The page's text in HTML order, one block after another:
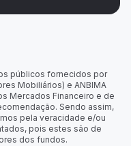
públicos fornecidos por
Mobiliários) e ANBIMA
Mercados Financeiro e de
Sendo assim,
pela veracidade e/ou
pois estes são de
dos fundos.